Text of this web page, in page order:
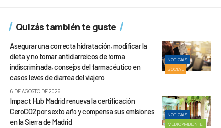
Quizás también te guste
NOTICIAS
SOCIAL
Asegurar una correcta hidratación, modificar la
dieta y no tomar antidiarreicos de forma
indiscriminada, consejos del farmacéutico en
casos leves de diarrea del viajero
6 DE AGOSTO DE 2026
NOTICIAS
MEDIOAMBIENTE
Impact Hub Madrid renueva la certificación
CeroCO2 por sexto año y compensa sus emisiones
en la Sierra de Madrid